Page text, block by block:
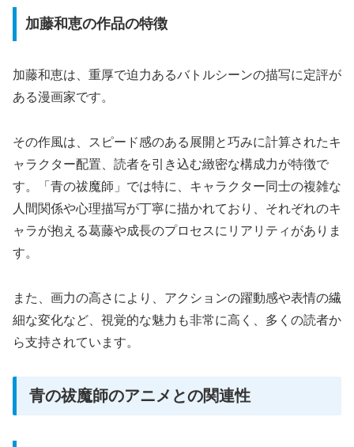
加藤和恵の作品の特徴
加藤和恵は、重厚で迫力あるバトルシーンの描写に定評が
ある漫画家です。
その作風は、スピード感のある展開と巧みに計算されたキ
ャラクター配置、読者を引き込む緻密な構成力が特徴で
す。「青の祓魔師」では特に、キャラクター同士の複雑な
人間関係や心理描写が丁寧に描かれており、それぞれのキ
ャラが抱える葛藤や成長のプロセスにリアリティがありま
す。
また、画力の高さにより、アクションの躍動感や表情の繊
細な変化など、視覚的な魅力も非常に高く、多くの読者か
ら支持されています。
青の祓魔師のアニメとの関連性